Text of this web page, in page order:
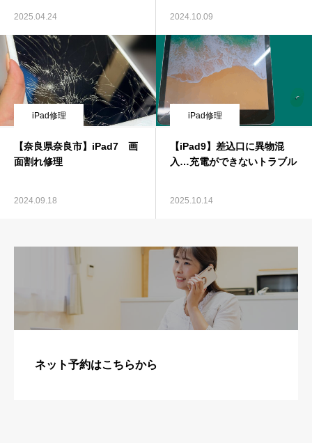
2025.04.24 2024.10.09
iPad修理
【奈良県奈良市】iPad7 画
面割れ修理
2024.09.18
iPad修理
【iPad9】差込口に異物混
入…充電ができないトラブル
2025.10.14
ネット予約はこちらから